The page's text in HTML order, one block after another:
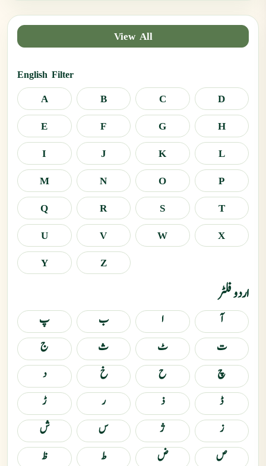
View All
English Filter
A B C D
E F G H
I J K L
M N O P
Q R S T
U V W X
Y Z
اردو فلٹر
آ ا ب
پ
ت
ٹ ث
ج
چ
ح خ
د
ڈ
ذ ر
ڑ
ز
ژ س
ش
ص
ض ط
ظ